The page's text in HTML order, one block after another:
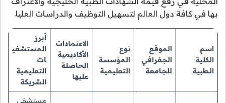
بها في كافة دول العالم لتسهيل التوظيف والدراسات العليا.
اسم
الكلية
الطبية
الموقع
الجغرافي
للجامعة
نوع
المؤسسة
التعليمية
الاعتمادات
الأكاديمية
الحاصلة
عليها
أبرز
المستشفي
ات
التعليمية
الشريكة
مستشفى